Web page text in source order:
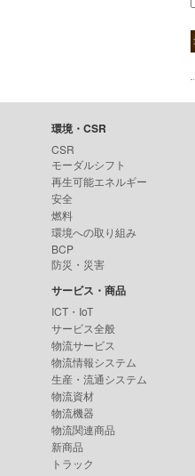
環境・CSR
CSR
モーダルシフト
再生可能エネルギー
安全
燃料
環境への取り組み
BCP
防災・災害
サービス・商品
ICT・IoT
サービス全般
物流サービス
物流情報システム
生産・流通システム
物流資材
物流機器
物流関連商品
新商品
トラック